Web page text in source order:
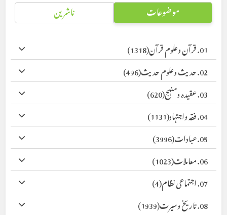
موضوعات ناشرین
01. قرآن وعلوم قرآن
(1318)
02. حدیث وعلوم حدیث
(496)
03. عقیدہ ومنہج
(620)
04. فقہ واجتہاد
(1131)
05. عبادات
(3996)
06. معاملات
(1023)
07. اجتماعی نظام
(4)
08. تاریخ وسیرت
(1939)